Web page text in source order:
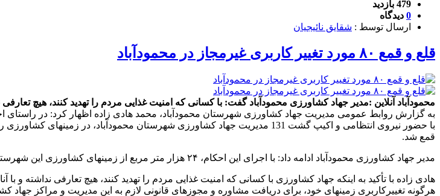
479 بازدید
0 دیدگاه
ارسال توسط : شقایق نائیجیان
قلع و قمع ۸۰ مورد تغییر کاربری غیرمجاز در محمودآباد
محمودآباد آنلاین :مدیر جهاد کشاورزی محمودآباد گفت: با کسانی که امنیت غذایی مردم را تهدید کنند، هیچ
با حضور نیروی انتظامی و اکیپ گشت 131 مدیریت جهاد کشاورزی شهرستان
قمع شد.
مدیر جهاد کشاورزی محمودآباد ادامه داد: با اجرای این احکام، ۲۴ هزار متر مربع از زمینهای کشاورزی این شهرستان آزاد سازی و به چرخه تولید باز گشت.
هادی زاده با تأکید به اینکه جهاد کشاورزی با کسانی که امنیت غذایی مردم را تهدید کنند، هیچ تعارفی نداشته
هرگونه تغییرکاربری زمینهای خود، برای دریافت مشاوره و مجوزهای قانونی لازم به این مدیریت و مراکز جهاد